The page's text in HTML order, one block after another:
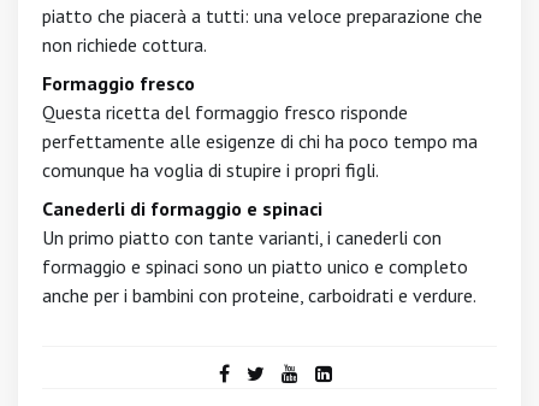
piatto che piacerà a tutti: una veloce preparazione che
non richiede cottura.
Formaggio fresco
Questa ricetta del formaggio fresco risponde
perfettamente alle esigenze di chi ha poco tempo ma
comunque ha voglia di stupire i propri figli.
Canederli di formaggio e spinaci
Un primo piatto con tante varianti, i canederli con
formaggio e spinaci sono un piatto unico e completo
anche per i bambini con proteine, carboidrati e verdure.